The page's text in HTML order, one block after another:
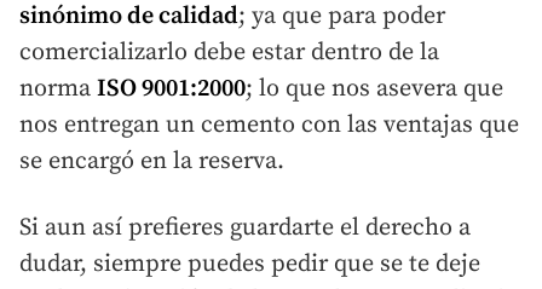
sinónimo de calidad; ya que para poder
comercializarlo debe estar dentro de la
norma ISO 9001:2000; lo que nos asevera que
nos entregan un cemento con las ventajas que
se encargó en la reserva.
Si aun así prefieres guardarte el derecho a
dudar, siempre puedes pedir que se te deje